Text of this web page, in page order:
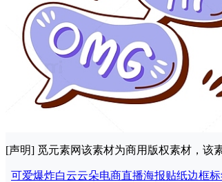
[声明] 觅元素网该素材为商用版权素材，该
可爱爆炸白云云朵电商直播海报贴纸边框